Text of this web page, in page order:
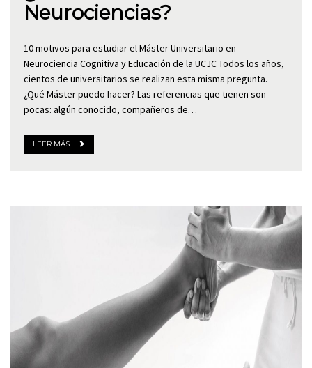
Neurociencias?
10 motivos para estudiar el Máster Universitario en
Neurociencia Cognitiva y Educación de la UCJC Todos los años,
cientos de universitarios se realizan esta misma pregunta.
¿Qué Máster puedo hacer? Las referencias que tienen son
pocas: algún conocido, compañeros de…
LEER MÁS